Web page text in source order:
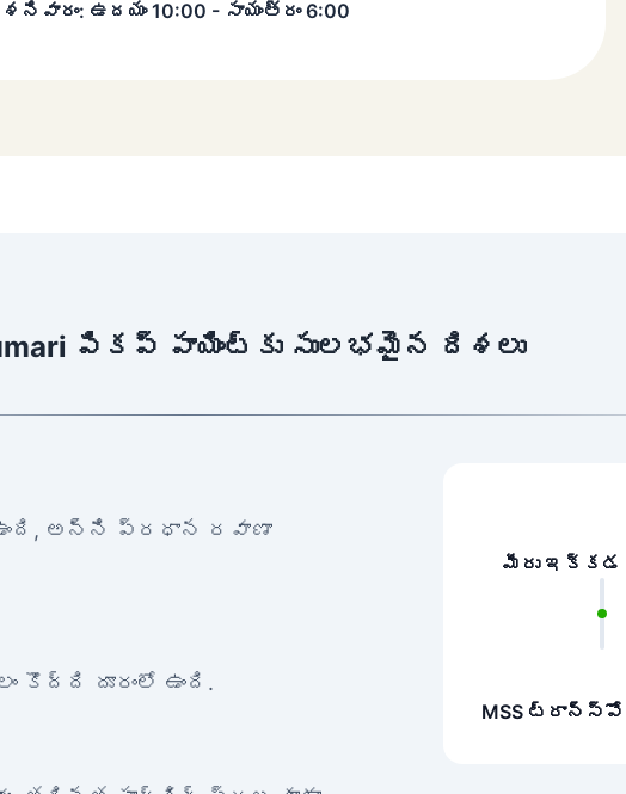
ఉదయం 10:00 - సాయంత్రం 6:00
పికప్ పాయింట్‌కు సులభమైన దిశలు
ఉంది, అన్ని ప్రధాన రవాణా
కొద్ది దూరంలో ఉంది.
మీరు ఇక్కడ
MSS